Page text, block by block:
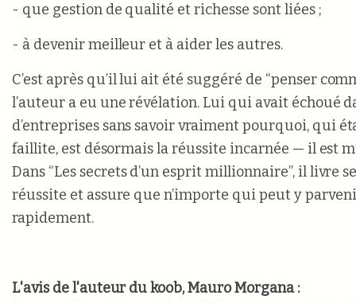
- que gestion de qualité et richesse sont liées ;
- à devenir meilleur et à aider les autres.
C’est après qu’il lui ait été suggéré de “penser
l’auteur a eu une révélation. Lui qui avait échoué
d’entreprises sans savoir vraiment pourquoi, qui
faillite, est désormais la réussite incarnée — il est
Dans “Les secrets d’un esprit millionnaire”, il livre
réussite et assure que n’importe qui peut y
rapidement.
L'avis de l'auteur du koob, Mauro Morgana :